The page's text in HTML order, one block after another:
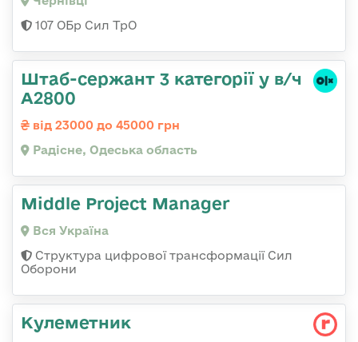
107 ОБр Сил ТрО
Штаб-сержант 3 категорії у в/ч
А2800
від 23000 до 45000 грн
Радісне, Одеська область
Middle Project Manager
Вся Україна
Структура цифрової трансформації Сил
Оборони
Кулеметник